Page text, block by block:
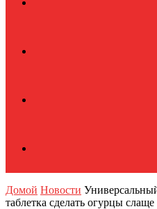
Домой Новости
таблетка сделать огурцы слаще